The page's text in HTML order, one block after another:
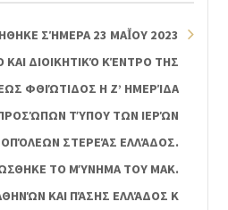
ΣΉΜΕΡΑ 23 ΜΑΪ́ΟΥ 2023 ΣΤ
ΔΙΟΙΚΗΤΙΚΌ ΚΈΝΤΡΟ ΤΗΣ ΙΕ
Η Ζ’ ΗΜΕΡΊΔΑ ΤΩ
ΤΎΠΟΥ ΤΩΝ ΙΕΡΏΝ ΜΗ
ΣΤΕΡΕΆΣ ΕΛΛΆΔΟΣ. ΑΝ
ΤΟ ΜΎΝΗΜΑ ΤΟΥ ΜΑΚ. ΑΡ
ΚΑΙ ΠΆΣΗΣ ΕΛΛΆΔΟΣ Κ ΙΕ